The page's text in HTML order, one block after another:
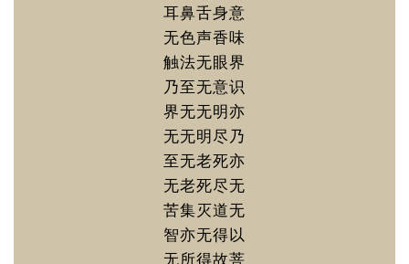
耳鼻舌身意
无色声香味
触法无眼界
乃至无意识
界无无明亦
无无明尽乃
至无老死亦
无老死尽无
苦集灭道无
智亦无得以
无所得故菩